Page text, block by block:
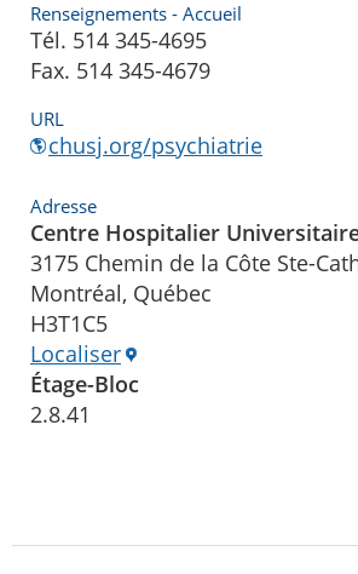
Renseignements - Accueil
Tél. 514 345-4695
Fax. 514 345-4679
URL
chusj.org/psychiatrie
Adresse
Centre Hospitalier
3175 Chemin de la Côte Ste-
Montréal, Québec
H3T1C5
Localiser
Étage-Bloc
2.8.41